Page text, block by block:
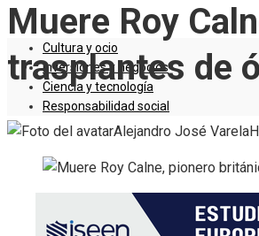
Cultura y ocio
Inversiones y negocios
Ciencia y tecnología
Responsabilidad social
Muere Roy
trasplantes de
Alejandro José Varela